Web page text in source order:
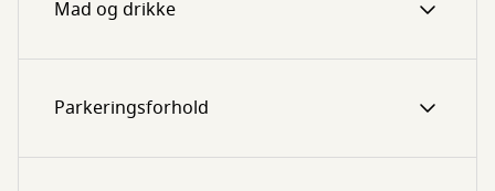
Mad og drikke
Parkeringsforhold